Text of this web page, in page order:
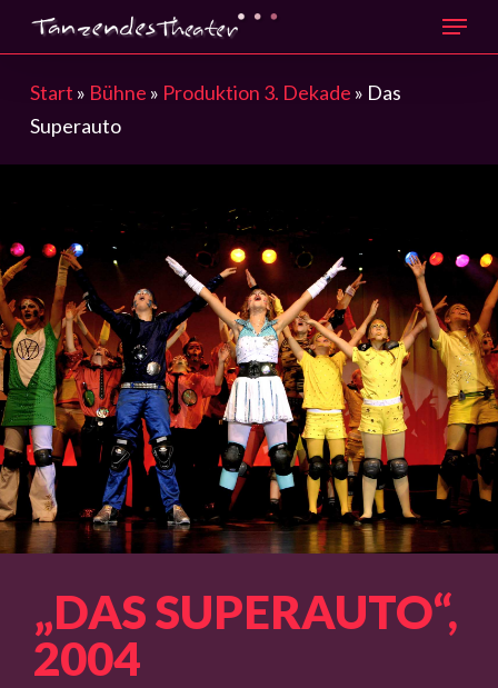
Skip
to
main
content
Menu
Start » Bühne » Produktion 3. Dekade » Das
Superauto
„DAS SUPERAUTO“,
2004